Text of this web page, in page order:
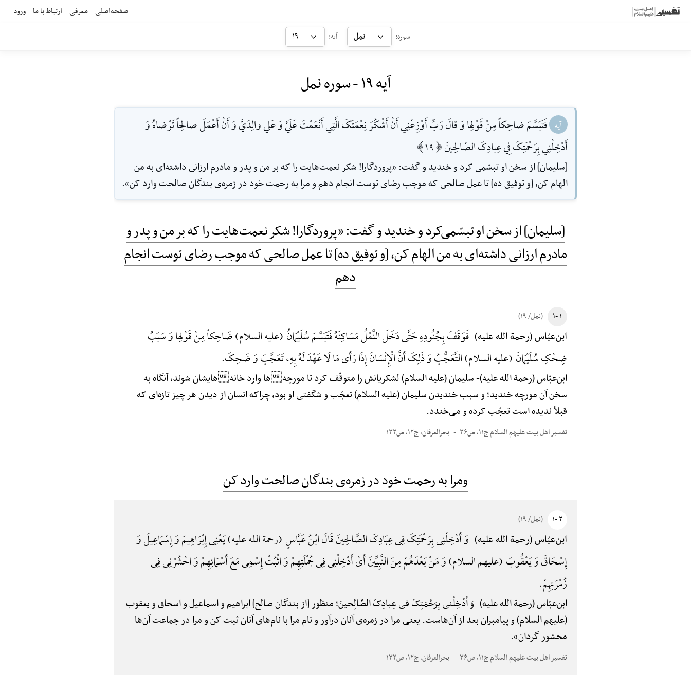
صفحه‌اصلی معرفی ارتباط با ما ورود
سوره: نمل آیه: ۱۹
آیه ۱۹ - سوره نمل
آیه فَتَبَسَّمَ ضاحِکاً مِنْ قَوْلِها وَ قالَ رَبِّ أَوْزِعْنِي أَنْ أَشْکُرَ نِعْمَتَکَ الَّتِي أَنْعَمْتَ عَلَيَّ وَ عَلي والِدَيَّ وَ أَنْ أَعْمَلَ صالِحاً تَرْضاهُ وَ
أَدْخِلْنِي بِرَحْمَتِکَ فِي عِبادِکَ الصّالِحِینَ [19]
[سلیمان] از سخن او تبسّمى‌ کرد و خندید و گفت: «پروردگارا! شکر نعمت‌هایت را که بر من و پدر و مادرم ارزانى داشته‌اى به من
الهام‌ کن، [و توفیق ده] تا عمل صالحى که موجب رضاى توست انجام دهم و مرا به رحمت خود در زمره‌ی بندگان صالحت وارد ‌کن».
[سلیمان] از سخن او تبسّمی‌کرد و خندید و گفت: «پروردگارا! شکر نعمت‌هایت را که بر من و پدر و
مادرم ارزانی داشته‌ای به من الهام کن، [و توفیق ده] تا عمل صالحی که موجب رضای توست انجام
دهم
۱ -۱ (نمل/ ۱۹)
ابن‌عبّاس (رحمة الله علیه)-فَوَقَفَ بِجُنُودِهِ حَتَّی دَخَلَ النَّمْلُ مَسَاکِنَهُ فَتَبَسَّمَ سُلَیْمَانُ (علیه السلام) ضَاحِکاً مِنْ قَوْلِها وَ سَبَبُ
ضِحْکِ سُلَیْمَانَ (علیه السلام) التَّعَجُّبُ وَ ذَلِکَ أَنَّ الْإِنْسَانَ إِذَا رَأَی مَا لَا عَهْدَ لَهُ بِهِ، تَعَجَّبَ وَ ضَحِکَ.
ابن‌عبّاس (رحمة الله علیه)-سلیمان (علیه السلام) لشکریانش را متوقّف کرد تا مورچهها وارد خانههایشان شوند، آنگاه به
سخن آن مورچه خندید؛ و سبب خندیدن سلیمان (علیه السلام) تعجّب و شگفتی او بود، چراکه انسان از دیدن هر چیز تازه‌ای که
قبلاً ندیده است تعجّب کرده و می‌خندد.
تفسیر اهل بیت علیهم السلام ج۱۱، ص۳۶ بحرالعرفان، ج۱۲، ص۱۳۲
ومرا به رحمت خود در زمره‌ی بندگان صالحت وارد کن
۲ -۱ (نمل/ ۱۹)
ابن‌عبّاس (رحمة الله علیه)-وَ أَدْخِلْنِی بِرَحْمَتِکَ فِی عِبَادِکَ الصَّالِحِینَ قَالَ ابْنُ عَبَّاسٍ (رحمة الله علیه) یَعْنِی إِبْرَاهِیمَ وَ إِسْمَاعِیلَ وَ
إِسْحَاقَ وَ یَعْقُوبَ (علیهم السلام) وَ مَنْ بَعْدَهُمْ مِنَ النَّبِیِّینَ أَیْ أَدْخِلْنِی فِی جُمْلَتِهِمْ وَ اثْبُتْ إِسْمِی مَعَ أَسْمَائِهِمْ وَ احْشُرْنِی فِی
زُمْرَتِهِمْ.
ابن‌عبّاس (رحمة الله علیه)-وَ أَدْخِلْنی بِرَحْمَتِکَ فی عِبادِکَ الصَّالِحینَ؛ منظور [از بندگان صالح] ابراهیم و اسماعیل و اسحاق و یعقوب
(علیهم السلام) و پیامبران بعد از آن‌هاست. یعنی مرا در زمره‌ی آنان درآور و نام مرا با نام‌های آنان ثبت کن و مرا در جماعت آن‌ها
محشور گردان».
تفسیر اهل بیت علیهم السلام ج۱۱، ص۳۶ بحرالعرفان، ج۱۲، ص۱۳۲